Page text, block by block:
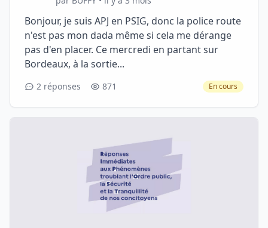
Bonjour, je suis APJ en PSIG, donc la police route
n'est pas mon dada même si cela me dérange
pas d'en placer. Ce mercredi en partant sur
Bordeaux, à la sortie...
2 réponses 871 En cours